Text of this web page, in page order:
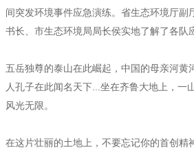
间突发环境事件应急演练。省生态环境厅副
书长、市生态环境局局长侯实地了解了各队
五岳独尊的泰山在此崛起，中国的母亲河黄
人孔子在此闻名天下...坐在齐鲁大地上，一
风光无限。
在这片壮丽的土地上，不要忘记你的首创精